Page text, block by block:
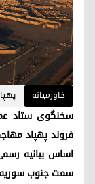
خاورمیانه
سخنگوی ستاد
فروند پهپاد
اساس بیانیه
سمت جنوب